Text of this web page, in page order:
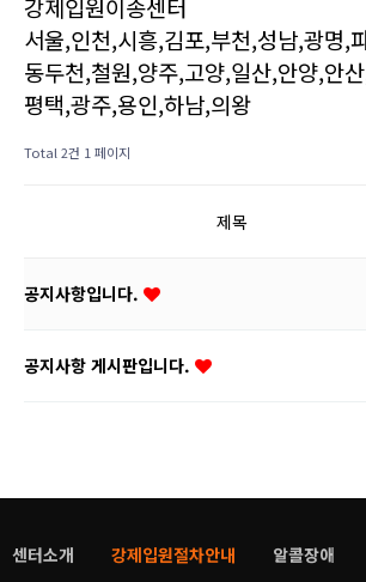
강제입원이송센터
서울,인천,시흥,김포,부천,성남,광명,
동두천,철원,양주,고양,일산,안양,안
평택,광주,용인,하남,의왕
Total 2건 1 페이지
제목
공지사항입니다.
공지사항 게시판입니다.
센터소개 강제입원절차안내 알콜장애